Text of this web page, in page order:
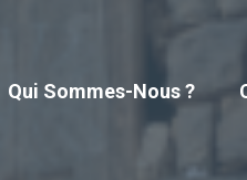
Qui Sommes-Nous ?